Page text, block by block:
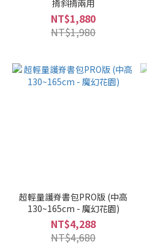
揹斜揹兩用
NT$1,880
NT$1,980
超輕量護脊書包PRO版 (中高
130~165cm - 魔幻花園)
NT$4,288
NT$4,680